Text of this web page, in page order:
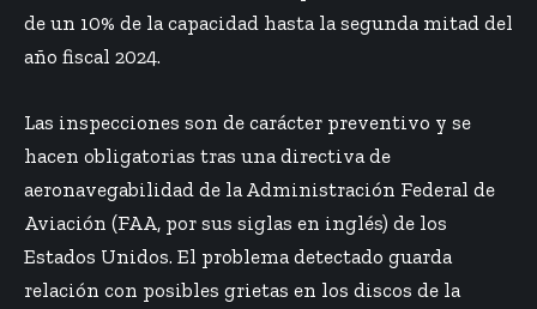
de un 10% de la capacidad hasta la segunda mitad del
año fiscal 2024.
Las inspecciones son de carácter preventivo y se
hacen obligatorias tras una directiva de
aeronavegabilidad de la Administración Federal de
Aviación (FAA, por sus siglas en inglés) de los
Estados Unidos. El problema detectado guarda
relación con posibles grietas en los discos de la